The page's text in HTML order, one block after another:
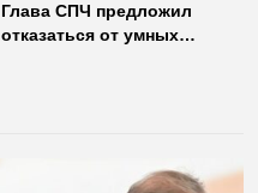
Глава СПЧ предложил
отказаться от умных